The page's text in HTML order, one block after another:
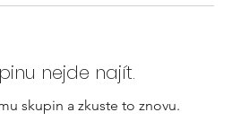
nejde najít.
skupin a zkuste to znovu.